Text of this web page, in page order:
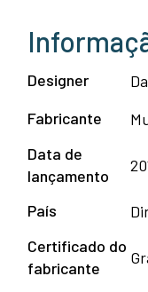
Designer
Fabricante
Data de
lançamento
País
Certificado do
fabricante